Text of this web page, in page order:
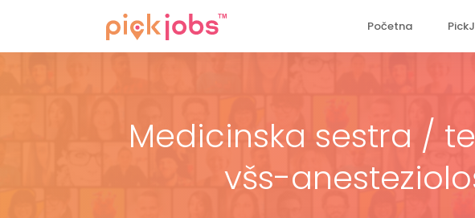
Početna
Medicinska sestra /
všs-